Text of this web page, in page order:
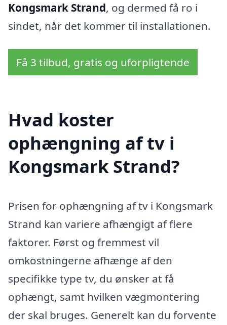
Kongsmark Strand, og dermed få ro i
sindet, når det kommer til installationen.
Få 3 tilbud, gratis og uforpligtende
Hvad koster
ophængning af tv i
Kongsmark Strand?
Prisen for ophængning af tv i Kongsmark
Strand kan variere afhængigt af flere
faktorer. Først og fremmest vil
omkostningerne afhænge af den
specifikke type tv, du ønsker at få
ophængt, samt hvilken vægmontering
der skal bruges. Generelt kan du forvente